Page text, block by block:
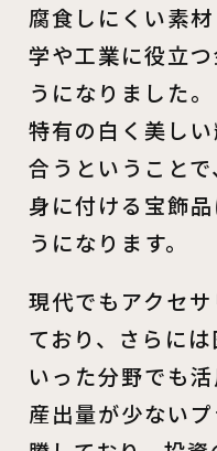
腐食しにくい素
学や工業に役立
うになりました。
特有の白く美し
合うということ
身に付ける宝飾
うになります。
現代でもアクセ
ており、さらに
いった分野でも活
産出量が少ない